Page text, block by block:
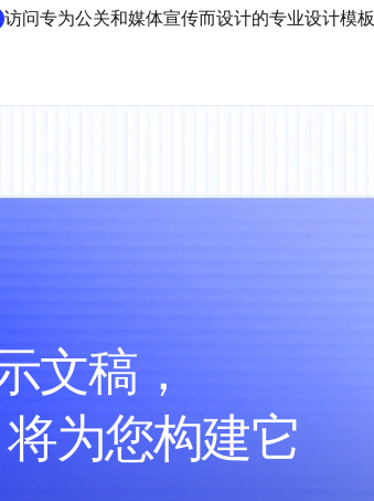
访问专为公关和媒体宣传而设计的专业设计模板
文稿，
为您构建它